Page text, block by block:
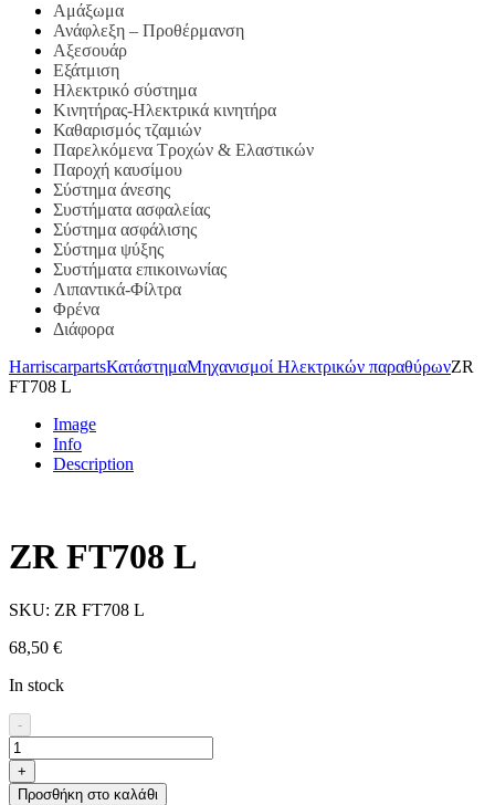
Αμάξωμα
Ανάφλεξη – Προθέρμανση
Αξεσουάρ
Εξάτμιση
Ηλεκτρικό σύστημα
Κινητήρας-Ηλεκτρικά κινητήρα
Καθαρισμός τζαμιών
Παρελκόμενα Τροχών & Ελαστικών
Παροχή καυσίμου
Σύστημα άνεσης
Συστήματα ασφαλείας
Σύστημα ασφάλισης
Σύστημα ψύξης
Συστήματα επικοινωνίας
Λιπαντικά-Φίλτρα
Φρένα
Διάφορα
HarriscarpartsΚατάστημαΜηχανισμοί Ηλεκτρικών παραθύρωνZR
FT708 L
Image
Info
Description
ZR FT708 L
SKU: ZR FT708 L
68,50 €
In stock
-
+
Προσθήκη στο καλάθι